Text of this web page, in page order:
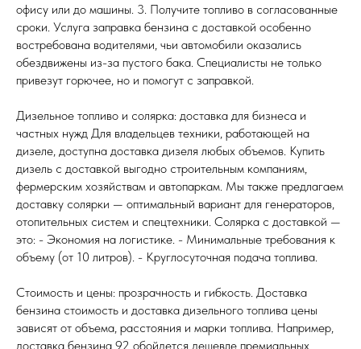
офису или до машины. 3. Получите топливо в согласованные
сроки. Услуга заправка бензина с доставкой особенно
востребована водителями, чьи автомобили оказались
обездвижены из-за пустого бака. Специалисты не только
привезут горючее, но и помогут с заправкой.
Дизельное топливо и солярка: доставка для бизнеса и
частных нужд Для владельцев техники, работающей на
дизеле, доступна доставка дизеля любых объемов. Купить
дизель с доставкой выгодно строительным компаниям,
фермерским хозяйствам и автопаркам. Мы также предлагаем
доставку солярки — оптимальный вариант для генераторов,
отопительных систем и спецтехники. Солярка с доставкой —
это: - Экономия на логистике. - Минимальные требования к
объему (от 10 литров). - Круглосуточная подача топлива.
Стоимость и цены: прозрачность и гибкость. Доставка
бензина стоимость и доставка дизельного топлива цены
зависят от объема, расстояния и марки топлива. Например,
доставка бензина 92 обойдется дешевле премиальных